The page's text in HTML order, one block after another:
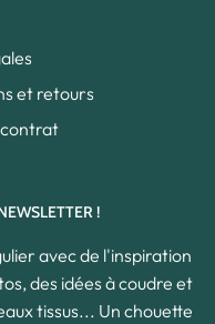
et retours
!
avec de l'inspiration
des idées à coudre et
tissus... Un chouette